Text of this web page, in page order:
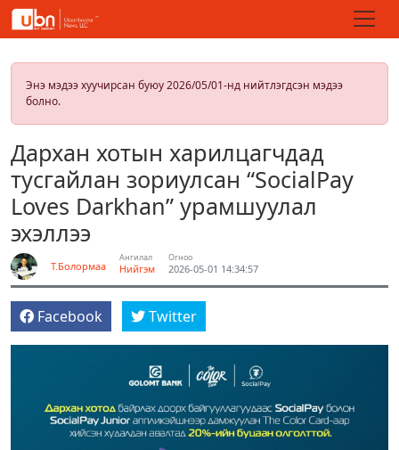
Энэ мэдээ хуучирсан буюу 2026/05/01-нд нийтлэгдсэн мэдээ
болно.
Дархан хотын харилцагчдад
тусгайлан зориулсан “SocialPay
Loves Darkhan” урамшуулал
эхэллээ
Т.Болормаа
Ангилал
Нийгэм
Огноо
2026-05-01 14:34:57
Facebook Twitter